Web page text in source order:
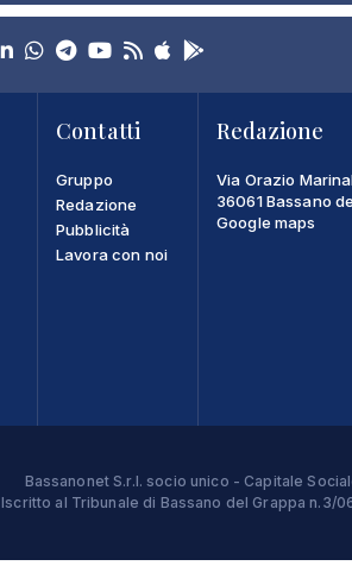
Contatti
Gruppo
Redazione
Pubblicità
Lavora con noi
Redazione
Via Orazio
36061 Bassano
Google maps
Bassanonet S.r.l. socio unico - Capitale
Iscritto al Tribunale di Bassano del Grappa